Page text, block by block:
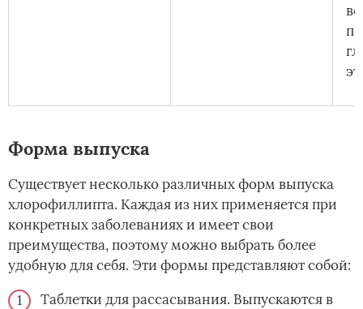
Форма выпуска
Существует несколько различных форм выпуска
хлорофиллипта. Каждая из них применяется при
конкретных заболеваниях и имеет свои
преимущества, поэтому можно выбрать более
удобную для себя. Эти формы представляют собой:
Таблетки для рассасывания. Выпускаются в